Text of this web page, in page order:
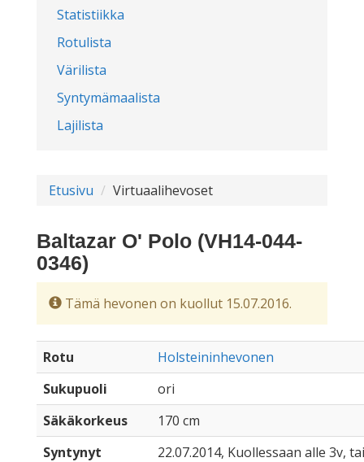
Statistiikka
Rotulista
Värilista
Syntymämaalista
Lajilista
Etusivu Virtuaalihevoset
Baltazar O' Polo (VH14-044-
0346)
Tämä hevonen on kuollut 15.07.2016.
Rotu
Holsteininhevonen
Sukupuoli
ori
Säkäkorkeus
170 cm
Syntynyt
22.07.2014, Kuollessaan alle 3v,